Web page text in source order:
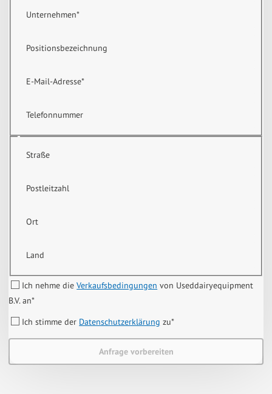
Unternehmen*
Positionsbezeichnung
E-Mail-Adresse*
Telefonnummer
Straße
Postleitzahl
Ort
Land
Ich nehme dieVerkaufsbedingungen von Useddairyequipment
B.V. an*
Ich stimme der Datenschutzerklärung zu*
Anfrage vorbereiten